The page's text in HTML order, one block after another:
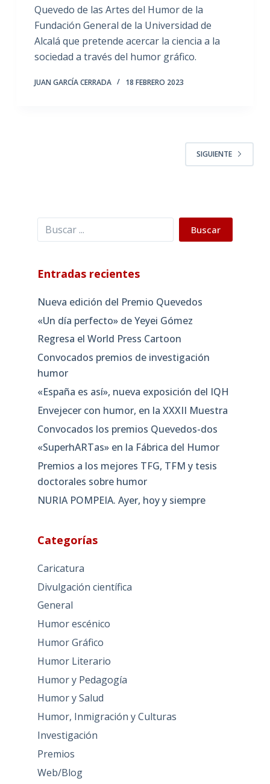
Quevedo de las Artes del Humor de la
Fundación General de la Universidad de
Alcalá que pretende acercar la ciencia a la
sociedad a través del humor gráfico.
JUAN GARCÍA CERRADA 18 FEBRERO 2023
SIGUIENTE
Buscar Buscar
Entradas recientes
Nueva edición del Premio Quevedos
«Un día perfecto» de Yeyei Gómez
Regresa el World Press Cartoon
Convocados premios de investigación
humor
«España es así», nueva exposición del IQH
Envejecer con humor, en la XXXII Muestra
Convocados los premios Quevedos-dos
«SuperhARTas» en la Fábrica del Humor
Premios a los mejores TFG, TFM y tesis
doctorales sobre humor
NURIA POMPEIA. Ayer, hoy y siempre
Categorías
Caricatura
Divulgación científica
General
Humor escénico
Humor Gráfico
Humor Literario
Humor y Pedagogía
Humor y Salud
Humor, Inmigración y Culturas
Investigación
Premios
Web/Blog